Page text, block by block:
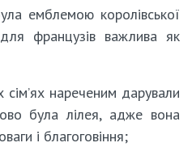
емблемою королівської
французів важлива як
нареченим дарували
була лілея, адже вона
і благоговіння;